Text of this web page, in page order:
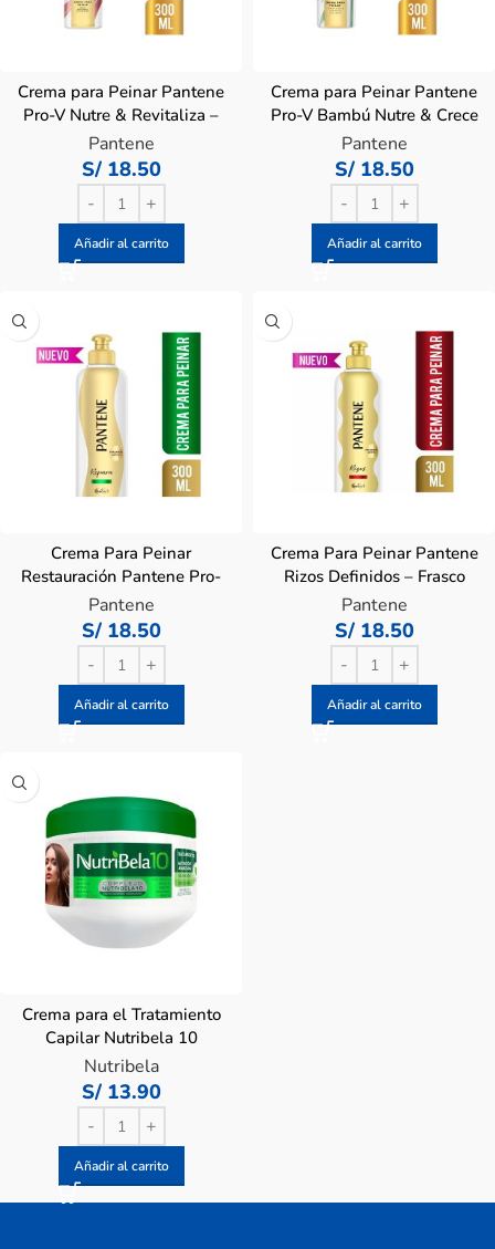
Crema para Peinar Pantene
Pro-V Nutre & Revitaliza –
Frasco 300 ML
Pantene
S/18.50
Añadir al carrito
Crema para Peinar Pantene
Pro-V Bambú Nutre & Crece
– Frasco 300 ML
Pantene
S/18.50
Añadir al carrito
Crema Para Peinar
Restauración Pantene Pro-
V – Frasco 300 ML
Pantene
S/18.50
Añadir al carrito
Crema Para Peinar Pantene
Rizos Definidos – Frasco
300 Ml
Pantene
S/18.50
Añadir al carrito
Crema para el Tratamiento
Capilar Nutribela 10
Nutrición Avanzada – Pote
300 ML
Nutribela
S/13.90
Añadir al carrito